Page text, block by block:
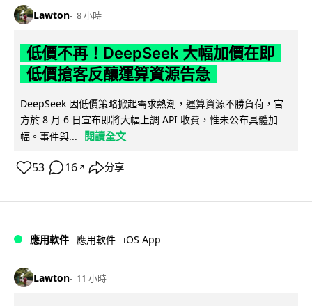
Lawton 8 小時
低價不再！DeepSeek 大幅加價在即
低價搶客反釀運算資源告急
DeepSeek 因低價策略掀起需求熱潮，運算資源不勝負荷，官
方於 8 月 6 日宣布即將大幅上調 API 收費，惟未公布具體加
幅。事件與...
閱讀全文
53 16 ↗ 分享
應用軟件 應用軟件 iOS App
Lawton 11 小時